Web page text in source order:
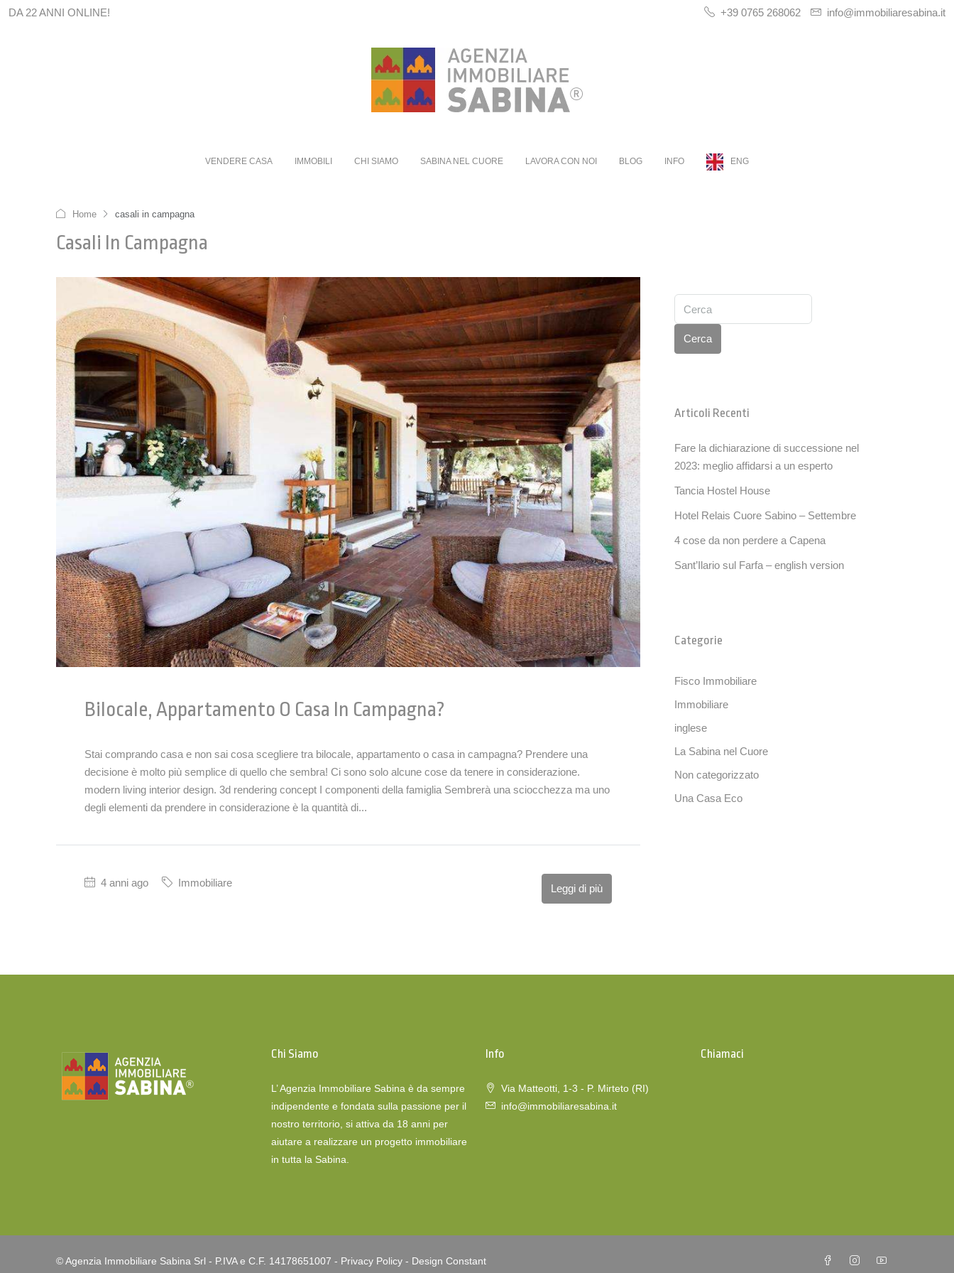
DA 22 ANNI ONLINE! +39 0765 268062 info@immobiliaresabina.it
VENDERE CASA IMMOBILI CHI SIAMO SABINA NEL CUORE LAVORA CON NOI BLOG INFO ENG
Home casali in campagna
Casali In Campagna
Bilocale, Appartamento O Casa In Campagna?
Stai comprando casa e non sai cosa scegliere tra bilocale, appartamento o casa in campagna? Prendere una
decisione è molto più semplice di quello che sembra! Ci sono solo alcune cose da tenere in considerazione.
modern living interior design. 3d rendering concept I componenti della famiglia Sembrerà una sciocchezza ma uno
degli elementi da prendere in considerazione è la quantità di...
4 anni ago Immobiliare Leggi di più
Cerca
Articoli Recenti
Fare la dichiarazione di successione nel
2023: meglio affidarsi a un esperto
Tancia Hostel House
Hotel Relais Cuore Sabino – Settembre
4 cose da non perdere a Capena
Sant’Ilario sul Farfa – english version
Categorie
Fisco Immobiliare
Immobiliare
inglese
La Sabina nel Cuore
Non categorizzato
Una Casa Eco
Chi Siamo
L’ Agenzia Immobiliare Sabina è da sempre
indipendente e fondata sulla passione per il
nostro territorio, si attiva da 18 anni per
aiutare a realizzare un progetto immobiliare
in tutta la Sabina.
Info
Via Matteotti, 1-3 - P. Mirteto (RI)
info@immobiliaresabina.it
Chiamaci
© Agenzia Immobiliare Sabina Srl - P.IVA e C.F. 14178651007 - Privacy Policy - Design Constant